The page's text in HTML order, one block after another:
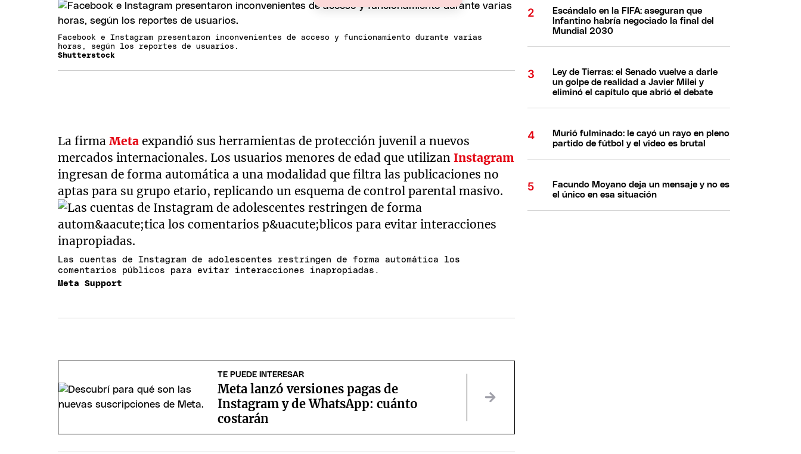
Facebook e Instagram presentaron inconvenientes de acceso y funcionamiento durante varias
horas, según los reportes de usuarios.
Shutterstock
La firmaMeta expandió sus herramientas de protección juvenil a nuevos
mercados internacionales. Los usuarios menores de edad que utilizanInstagram
ingresan de forma automática a una modalidad que filtra las publicaciones no
aptas para su grupo etario, replicando un esquema de control parental masivo.
Las cuentas de Instagram de adolescentes restringen de forma automática los
comentarios públicos para evitar interacciones inapropiadas.
Meta Support
TE PUEDE INTERESAR
Meta lanzó versiones pagas de
Instagram y de WhatsApp: cuánto
costarán
Escándalo en la FIFA: aseguran que
Infantino habría negociado la final del
Mundial 2030
Ley de Tierras: el Senado vuelve a darle
un golpe de realidad a Javier Milei y
eliminó el capítulo que abrió el debate
Murió fulminado: le cayó un rayo en pleno
partido de fútbol y el video es brutal
Facundo Moyano deja un mensaje y no es
el único en esa situación